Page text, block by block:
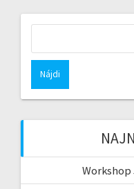
Workshop